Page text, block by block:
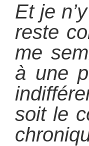
Et je
reste
me
à une
soit le